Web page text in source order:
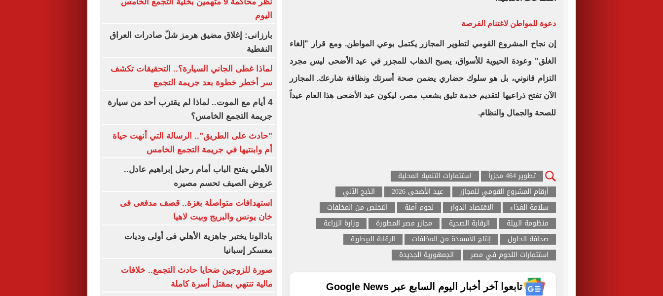
دعوة للمواطن لاغتنام الفرصة
إن نجاح المشروع القومي لتطوير المجازر يكتمل بوعي المواطن. ومع قرار "إلغاء
الغلق" وعودة الحيوية للأسواق، يصبح الذهاب للمجزر في عيد الأضحى ليس مجرد
التزام قانوني، بل هو سلوك حضاري يضمن صحة أسرتك ونظافة شارعك. المجازر
الآن تفتح ذراعيها لتقديم خدمة تليق بشعب مصر، ليكون عيد الأضحى هذا العام عيداً
للصحة والجمال والنظام.
تطوير 464 مجزراً
استثمارات التنمية المحلية
أرقام المشروع القومي للمجازر
عيد الأضحى 2026
الذبح الآلي
سلامة الغذاء
الاقتصاد الدوار لحوم آمنة
التخلص من المخلفات
منظومة البيئة
الرقابة الصحية مجازر مصر المطورة
وزارة الزراعة
صحافة الحلول
إنتاج الأسمدة من المخلفات
الرقابة البيطرية
استثمارات اللحوم في مصر
الجمهورية الجديدة
تابعوا آخر أخبار اليوم السابع عبر Google News
اليوم
بارزانى: إغلاق مضيق هرمز شلّ صادرات العراق
النفطية
لماذا غطى الجاني السيارة؟.. التحقيقات تكشف
سر أخطر خطوة بعد جريمة التجمع
4 أيام مع الموت.. لماذا لم يقترب أحد من سيارة
جريمة التجمع الخامس؟
"حادث على الطريق".. الرسالة التي أنهت حياة
أم وابنتيها في جريمة التجمع الخامس
الأهلي يفتح الباب أمام رحيل إبراهيم عادل..
عروض الصيف تحسم مصيره
استهدافات متواصلة بغزة.. قصف مدفعى فى
خان يونس والبريج وبيت لاهيا
بادالونا يختبر جاهزية الأهلي فى أولى وديات
معسكر إسبانيا
صورة للزوجين ضحايا حادث التجمع.. خلافات
مالية تنتهي بمقتل أسرة كاملة